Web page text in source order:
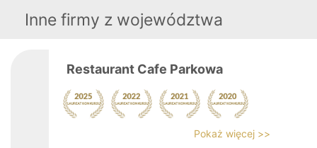
Inne firmy z województwa
Restaurant Cafe Parkowa
Pokaż więcej >>